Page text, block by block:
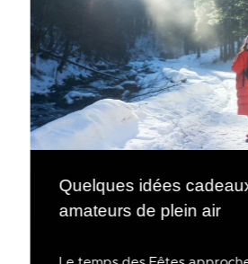
Quelques idées
amateurs de plein air